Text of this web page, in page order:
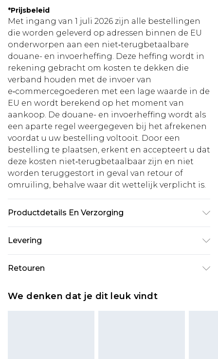
*Prijsbeleid
Met ingang van 1 juli 2026 zijn alle bestellingen
die worden geleverd op adressen binnen de EU
onderworpen aan een niet‑terugbetaalbare
douane- en invoerheffing. Deze heffing wordt in
rekening gebracht om kosten te dekken die
verband houden met de invoer van
e‑commercegoederen met een lage waarde in de
EU en wordt berekend op het moment van
aankoop. De douane- en invoerheffing wordt als
een aparte regel weergegeven bij het afrekenen
voordat u uw bestelling voltooit. Door een
bestelling te plaatsen, erkent en accepteert u dat
deze kosten niet‑terugbetaalbaar zijn en niet
worden teruggestort in geval van retour of
omruiling, behalve waar dit wettelijk verplicht is.
Productdetails En Verzorging
Levering
Standaardlevering Nederland
€5.99
Expressdienst Nederland
Retouren
vanaf de dag dat u het ontvangt om iets terug te
We denken dat je dit leuk vindt